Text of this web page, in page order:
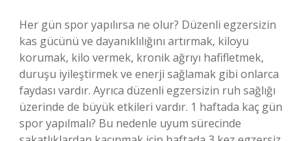
Her gün spor yapılırsa ne olur? Düzenli egzersizin
kas gücünü ve dayanıklılığını artırmak, kiloyu
korumak, kilo vermek, kronik ağrıyı hafifletmek,
duruşu iyileştirmek ve enerji sağlamak gibi onlarca
faydası vardır. Ayrıca düzenli egzersizin ruh sağlığı
üzerinde de büyük etkileri vardır. 1 haftada kaç gün
spor yapılmalı? Bu nedenle uyum sürecinde